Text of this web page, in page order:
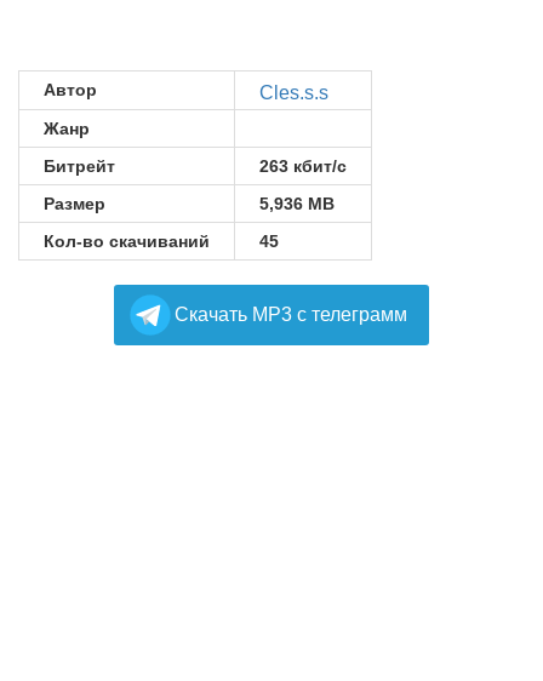
Автор Cles.s.s
Жанр
Битрейт
263 кбит/с
Размер
5,936 MB
Кол-во скачиваний
45
Cкачать MP3 с телеграмм